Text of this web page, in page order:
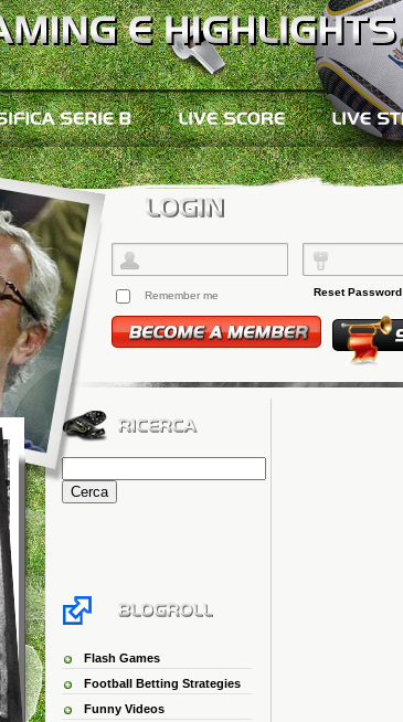
Remember me Reset Password
Ricerca
per:
Flash Games
Football Betting Strategies
Funny Videos